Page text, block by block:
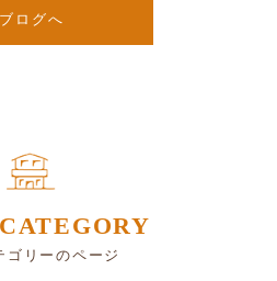
ブログへ
ゴリーのページ